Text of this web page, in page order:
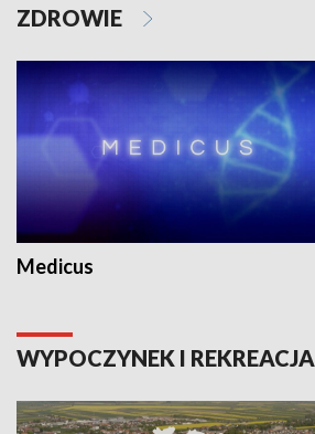
ZDROWIE
Medicus
WYPOCZYNEK I REKREACJA